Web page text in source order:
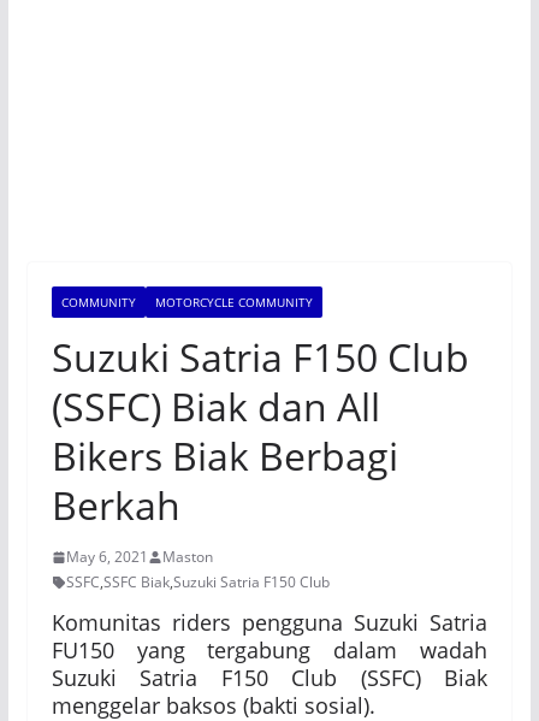
COMMUNITY MOTORCYCLE COMMUNITY
Suzuki Satria F150 Club
(SSFC) Biak dan All
Bikers Biak Berbagi
Berkah
May 6, 2021
Maston
SSFC,SSFC Biak,Suzuki Satria F150 Club
Komunitas riders pengguna Suzuki Satria
FU150 yang tergabung dalam wadah
Suzuki Satria F150 Club (SSFC) Biak
menggelar baksos (bakti sosial).